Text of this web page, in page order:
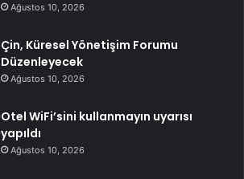
Ağustos 10, 2026
Çin, Küresel Yönetişim Forumu
Düzenleyecek
Ağustos 10, 2026
Otel WiFi’sini kullanmayın uyarısı
yapıldı
Ağustos 10, 2026